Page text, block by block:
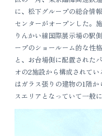
に、松下グループの総合情
センターがオープンした。
りんかい線国際展示場の駅
ープのショールーム的な性
と、お台場側に配置された
オの2施設から構成されて
はガラス張りの建物の1階
スエリアとなっていて一般